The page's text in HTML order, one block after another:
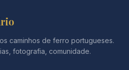
caminhos de ferro portugueses.
fotografia, comunidade.